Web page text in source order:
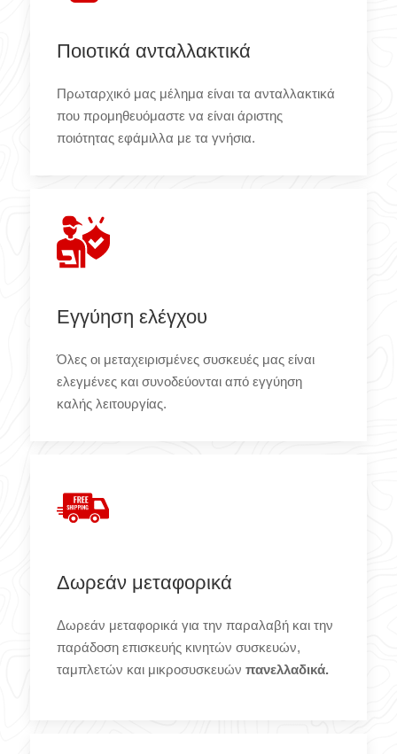
Ποιοτικά ανταλλακτικά
Πρωταρχικό μας μέλημα είναι τα ανταλλακτικά
που προμηθευόμαστε να είναι άριστης
ποιότητας εφάμιλλα με τα γνήσια.
Εγγύηση ελέγχου
Όλες οι μεταχειρισμένες συσκευές μας είναι
ελεγμένες και συνοδεύονται από εγγύηση
καλής λειτουργίας.
Δωρεάν μεταφορικά
Δωρεάν μεταφορικά για την παραλαβή και την
παράδοση επισκευής κινητών συσκευών,
ταμπλετών και μικροσυσκευών πανελλαδικά.